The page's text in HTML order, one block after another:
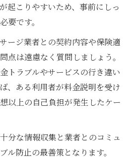
起こりやすいため、事前にしっ
要です。
ージ業者との契約内容や保険適
点は遠慮なく質問しましょう。
トラブルやサービスの行き違い
、ある利用者が料金説明を受け
以上の自己負担が発生したケー
分な情報収集と業者とのコミュ
ル防止の最善策となります。